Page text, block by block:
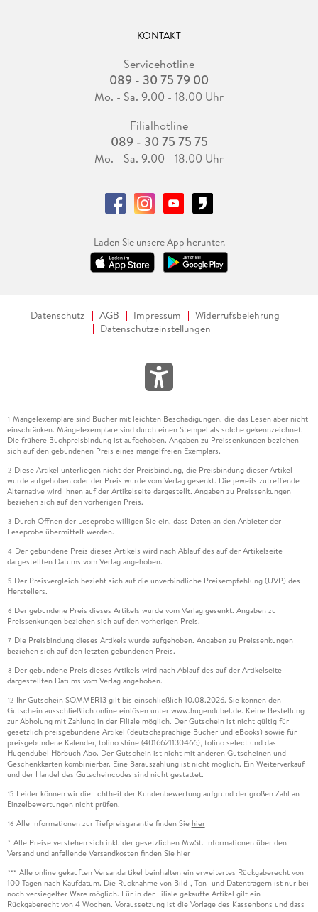
KONTAKT
Servicehotline
089 - 30 75 79 00
Mo. - Sa. 9.00 - 18.00 Uhr
Filialhotline
089 - 30 75 75 75
Mo. - Sa. 9.00 - 18.00 Uhr
Laden Sie unsere App herunter.
Datenschutz AGB Impressum
Widerrufsbelehrung
Datenschutzeinstellungen
1 Mängelexemplare sind Bücher mit leichten Beschädigungen, die das Lesen aber nicht
einschränken. Mängelexemplare sind durch einen Stempel als solche gekennzeichnet.
Die frühere Buchpreisbindung ist aufgehoben. Angaben zu Preissenkungen beziehen
sich auf den gebundenen Preis eines mangelfreien Exemplars.
2 Diese Artikel unterliegen nicht der Preisbindung, die Preisbindung dieser Artikel
wurde aufgehoben oder der Preis wurde vom Verlag gesenkt. Die jeweils zutreffende
Alternative wird Ihnen auf der Artikelseite dargestellt. Angaben zu Preissenkungen
beziehen sich auf den vorherigen Preis.
3 Durch Öffnen der Leseprobe willigen Sie ein, dass Daten an den Anbieter der
Leseprobe übermittelt werden.
4 Der gebundene Preis dieses Artikels wird nach Ablauf des auf der Artikelseite
dargestellten Datums vom Verlag angehoben.
5 Der Preisvergleich bezieht sich auf die unverbindliche Preisempfehlung (UVP) des
Herstellers.
6 Der gebundene Preis dieses Artikels wurde vom Verlag gesenkt. Angaben zu
Preissenkungen beziehen sich auf den vorherigen Preis.
7 Die Preisbindung dieses Artikels wurde aufgehoben. Angaben zu Preissenkungen
beziehen sich auf den letzten gebundenen Preis.
8 Der gebundene Preis dieses Artikels wird nach Ablauf des auf der Artikelseite
dargestellten Datums vom Verlag angehoben.
12 Ihr Gutschein SOMMER13 gilt bis einschließlich 10.08.2026. Sie können den
Gutschein ausschließlich online einlösen unter www.hugendubel.de. Keine Bestellung
zur Abholung mit Zahlung in der Filiale möglich. Der Gutschein ist nicht gültig für
gesetzlich preisgebundene Artikel (deutschsprachige Bücher und eBooks) sowie für
preisgebundene Kalender, tolino shine (4016621130466), tolino select und das
Hugendubel Hörbuch Abo. Der Gutschein ist nicht mit anderen Gutscheinen und
Geschenkkarten kombinierbar. Eine Barauszahlung ist nicht möglich. Ein Weiterverkauf
und der Handel des Gutscheincodes sind nicht gestattet.
15 Leider können wir die Echtheit der Kundenbewertung aufgrund der großen Zahl an
Einzelbewertungen nicht prüfen.
16 Alle Informationen zur Tiefpreisgarantie finden Sie hier
* Alle Preise verstehen sich inkl. der gesetzlichen MwSt. Informationen über den
Versand und anfallende Versandkosten finden Sie hier
*** Alle online gekauften Versandartikel beinhalten ein erweitertes Rückgaberecht von
100 Tagen nach Kaufdatum. Die Rücknahme von Bild-, Ton- und Datenträgern ist nur bei
noch versiegelter Ware möglich. Für in der Filiale gekaufte Artikel gilt ein
Rückgaberecht von 4 Wochen. Voraussetzung ist die Vorlage des Kassenbons und dass